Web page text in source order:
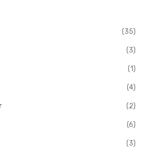
(35)
(3)
(1)
(4)
(2)
(6)
(3)